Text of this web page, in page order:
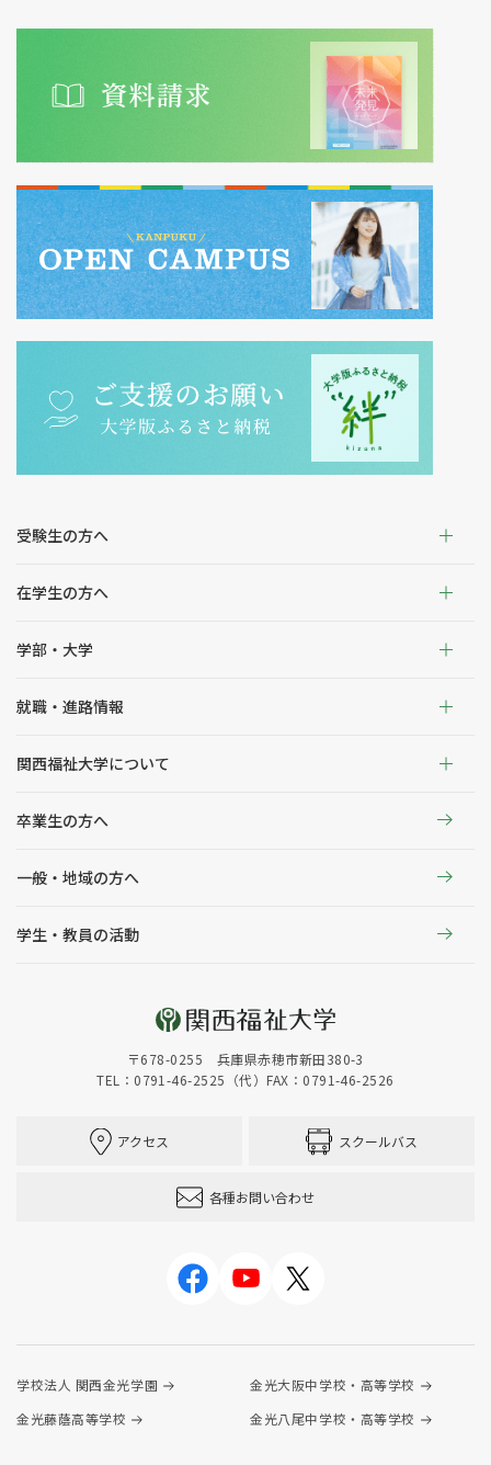
受験生の方へ
在学生の方へ
学部・大学
就職・進路情報
関西福祉大学について
卒業生の方へ
一般・地域の方へ
学生・教員の活動
〒678-0255 兵庫県赤穂市新田380-3
TEL：0791-46-2525（代）FAX：0791-46-2526
アクセス スクールバス
各種お問い合わせ
学校法人 関西金光学園
金光大阪中学校・高等学校
金光藤蔭高等学校
金光八尾中学校・高等学校